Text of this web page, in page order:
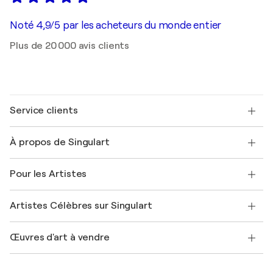
Noté 4,9/5 par les acheteurs du monde entier
Plus de 20 000 avis clients
Service clients
Expédition
Offrir une carte cadeau
Rejoignez notre programme commercial
Mon compte
+33 1 76 44 06 42
À propos de Singulart
FAQ
Magazine Singulart
Emplois
Découvrez une sélection d'art original
Pour les Artistes
Se connecter en tant qu'Artiste
Artistes Célèbres sur Singulart
Marc Chagall
Œuvres d'art à vendre